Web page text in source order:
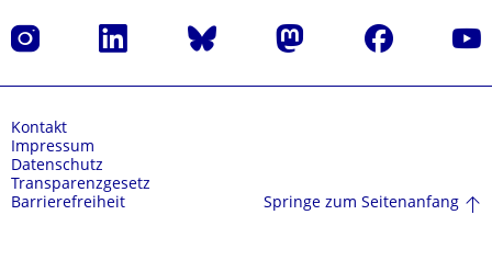
Instagram LinkedIn Bluesky Mastodon Facebook
Kontakt
Impressum
Datenschutz
Transparenzgesetz
Barrierefreiheit
Springe zum Seitenanfang